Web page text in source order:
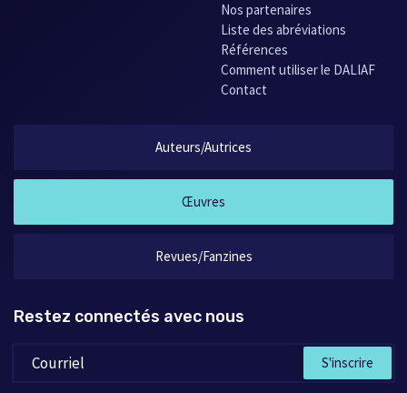
Nos partenaires
Liste des abréviations
Références
Comment utiliser le DALIAF
Contact
Auteurs/Autrices
Œuvres
Revues/Fanzines
Restez connectés avec nous
S'inscrire